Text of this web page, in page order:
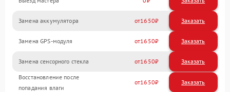
Замена аккумулятора 1650
Замена GPS-модуля 1650
Замена сенсорного стекла 1650
Восстановление после
попадания влаги
1650